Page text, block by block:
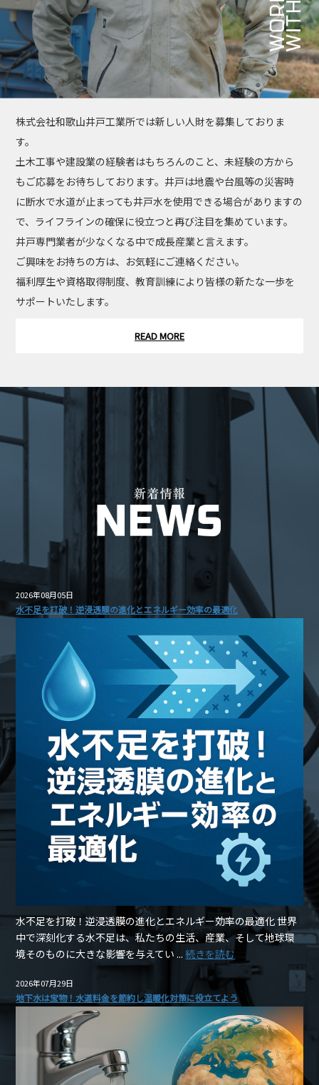
株式会社和歌山井戸工業所では新しい人財を募集しておりま
す。
土木工事や建設業の経験者はもちろんのこと、未経験の方から
もご応募をお待ちしております。井戸は地震や台風等の災害時
に断水で水道が止まっても井戸水を使用できる場合がありますの
で、ライフラインの確保に役立つと再び注目を集めています。
井戸専門業者が少なくなる中で成長産業と言えます。
ご興味をお持ちの方は、お気軽にご連絡ください。
福利厚生や資格取得制度、教育訓練により皆様の新たな一歩を
サポートいたします。
READ MORE
2026年08月05日
水不足を打破！逆浸透膜の進化とエネルギー効率の最適化
水不足を打破！逆浸透膜の進化とエネルギー効率の最適化 世界
中で深刻化する水不足は、私たちの生活、産業、そして地球環
境そのものに大きな影響を与えてい ...続きを読む
2026年07月29日
地下水は宝物！水道料金を節約し温暖化対策に役立てよう